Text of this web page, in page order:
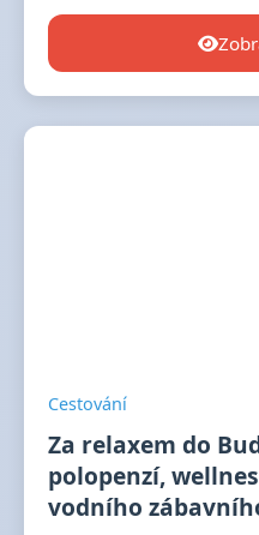
Cestování
Za relaxem do
polopenzí,
vodního